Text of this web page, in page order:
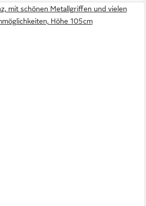
mit schönen Metallgriffen und vielen
Höhe 105cm